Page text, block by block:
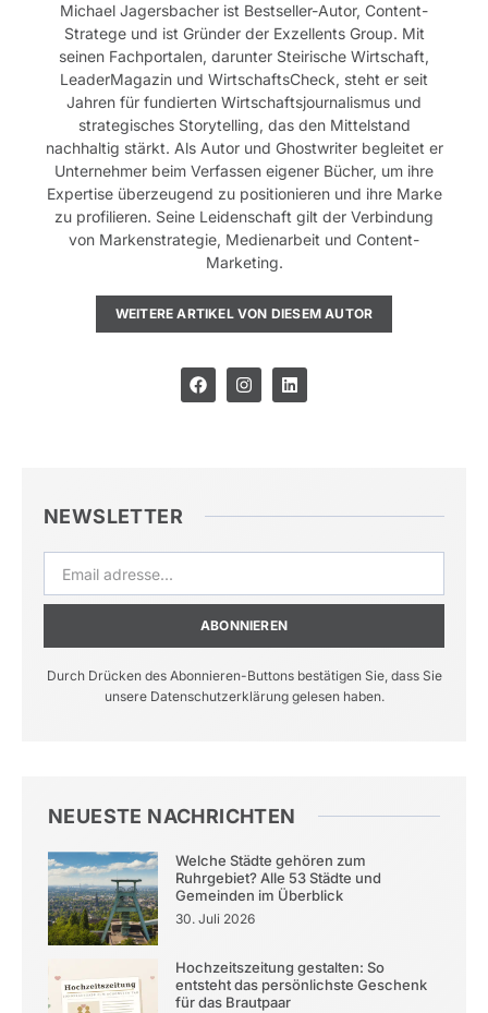
Michael Jagersbacher ist Bestseller-Autor, Content-
Stratege und ist Gründer der Exzellents Group. Mit
seinen Fachportalen, darunter Steirische Wirtschaft,
LeaderMagazin und WirtschaftsCheck, steht er seit
Jahren für fundierten Wirtschaftsjournalismus und
strategisches Storytelling, das den Mittelstand
nachhaltig stärkt. Als Autor und Ghostwriter begleitet er
Unternehmer beim Verfassen eigener Bücher, um ihre
Expertise überzeugend zu positionieren und ihre Marke
zu profilieren. Seine Leidenschaft gilt der Verbindung
von Markenstrategie, Medienarbeit und Content-
Marketing.
WEITERE ARTIKEL VON DIESEM AUTOR
NEWSLETTER
ABONNIEREN
Durch Drücken des Abonnieren-Buttons bestätigen Sie, dass Sie
unsere Datenschutzerklärung gelesen haben.
NEUESTE NACHRICHTEN
Welche Städte gehören zum
Ruhrgebiet? Alle 53 Städte und
Gemeinden im Überblick
30. Juli 2026
Hochzeitszeitung gestalten: So
entsteht das persönlichste Geschenk
für das Brautpaar